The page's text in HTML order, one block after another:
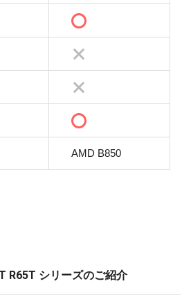
AMD B850
R65T シリーズのご紹介